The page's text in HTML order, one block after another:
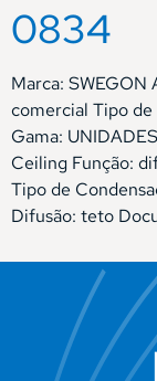
0834
Marca: SWEGON
comercial Tipo
Gama:
Ceiling Função:
Tipo de
Difusão: teto